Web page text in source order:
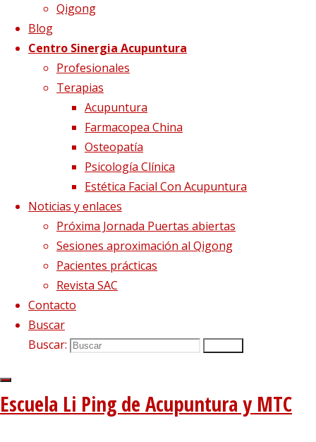
Qigong
Blog
Centro Sinergia Acupuntura
Profesionales
Terapias
Acupuntura
Farmacopea China
Osteopatía
Psicología Clínica
Estética Facial Con Acupuntura
Noticias y enlaces
Próxima Jornada Puertas abiertas
Sesiones aproximación al Qigong
Pacientes prácticas
Revista SAC
Contacto
Buscar
Buscar:
Escuela Li Ping de Acupuntura y MTC
Imagen anterior
Imagen siguiente
Síguenos en Twitter
Tweets sobre liping_mtc
Blog – Últimos artículos
Dietética, Nutrición y Medicina china
La decepción no mata, enseña1 diciembre, 2020
El viento precede a todas las enfermedades de origen
externo7 agosto, 2020
Tipología del elemento Metal
Escuela de acupuntura y medicina tradicional china
–|
Política de privacidad |